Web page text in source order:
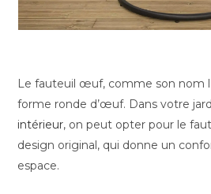
Le fauteuil œuf, comme son nom
forme ronde d’œuf. Dans votre
intérieur, on peut opter pour le
design original, qui donne un
espace.